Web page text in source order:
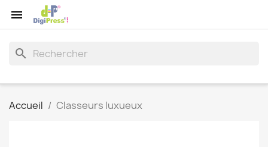

search
Accueil Classeurs luxueux